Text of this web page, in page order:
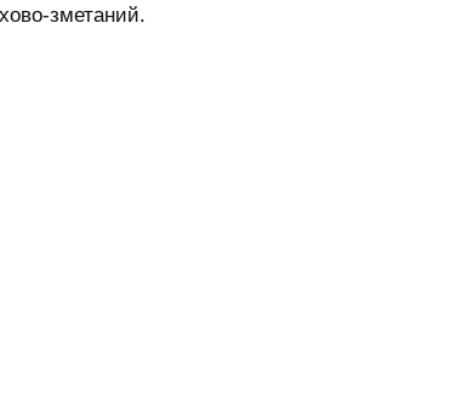
зметаний.